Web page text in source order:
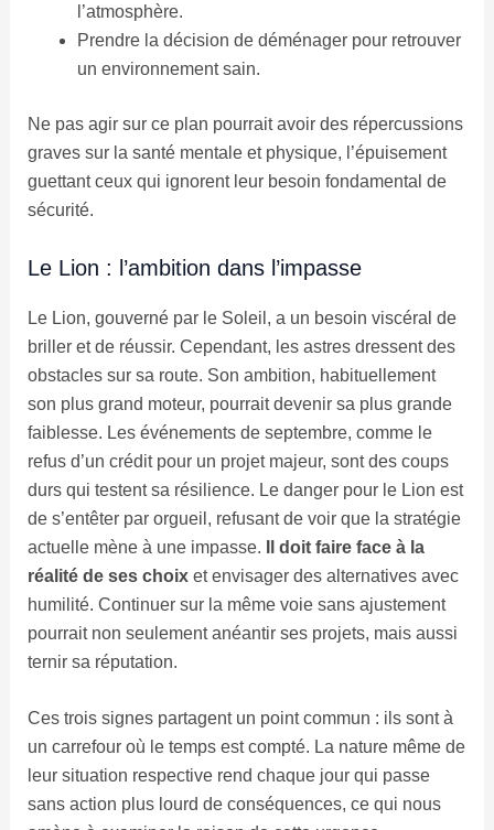
l’atmosphère.
Prendre la décision de déménager pour retrouver
un environnement sain.
Ne pas agir sur ce plan pourrait avoir des répercussions
graves sur la santé mentale et physique, l’épuisement
guettant ceux qui ignorent leur besoin fondamental de
sécurité.
Le Lion : l’ambition dans l’impasse
Le Lion, gouverné par le Soleil, a un besoin viscéral de
briller et de réussir. Cependant, les astres dressent des
obstacles sur sa route. Son ambition, habituellement
son plus grand moteur, pourrait devenir sa plus grande
faiblesse. Les événements de septembre, comme le
refus d’un crédit pour un projet majeur, sont des coups
durs qui testent sa résilience. Le danger pour le Lion est
de s’entêter par orgueil, refusant de voir que la stratégie
actuelle mène à une impasse.
Il doit faire face à la
réalité de ses choixet envisager des alternatives avec
humilité. Continuer sur la même voie sans ajustement
pourrait non seulement anéantir ses projets, mais aussi
ternir sa réputation.
Ces trois signes partagent un point commun : ils sont à
un carrefour où le temps est compté. La nature même de
leur situation respective rend chaque jour qui passe
sans action plus lourd de conséquences, ce qui nous